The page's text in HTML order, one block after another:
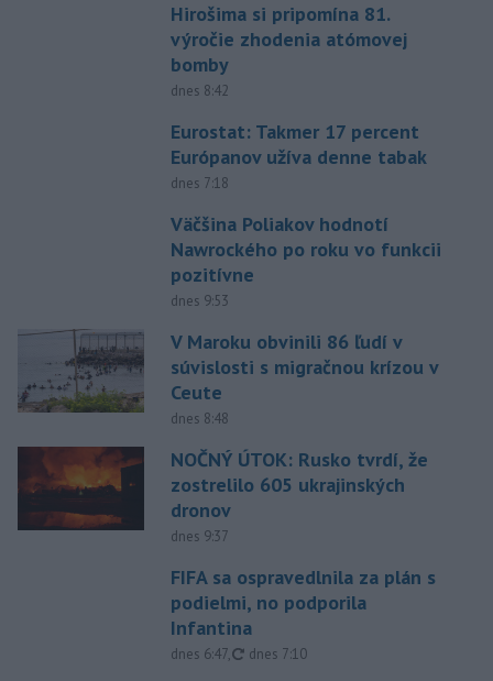
Hirošima si pripomína 81.
výročie zhodenia atómovej
bomby
dnes 8:42
Eurostat: Takmer 17 percent
Európanov užíva denne tabak
dnes 7:18
Väčšina Poliakov hodnotí
Nawrockého po roku vo funkcii
pozitívne
dnes 9:53
V Maroku obvinili 86 ľudí v
súvislosti s migračnou krízou v
Ceute
dnes 8:48
NOČNÝ ÚTOK: Rusko tvrdí, že
zostrelilo 605 ukrajinských
dronov
dnes 9:37
FIFA sa ospravedlnila za plán s
podielmi, no podporila
Infantina
dnes 6:47, aktualizované
dnes 7:10